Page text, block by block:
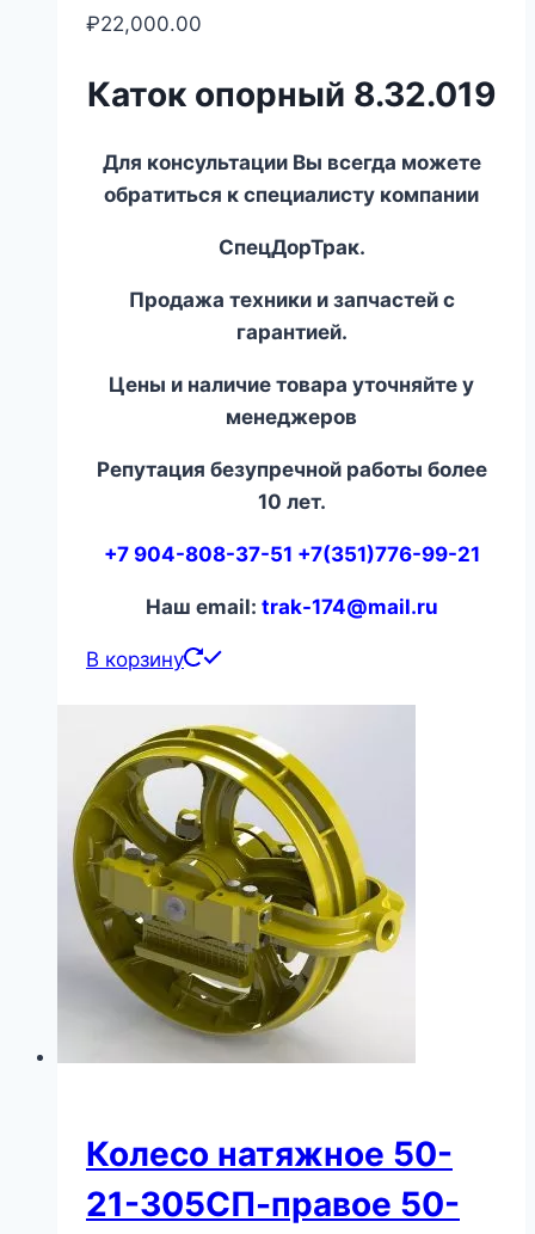
₽22,000.00
Каток опорный 8.32.019
Для консультации Вы всегда можете
обратиться к специалисту компании
СпецДорТрак.
Продажа техники и запчастей с
гарантией.
Цены и наличие товара уточняйте у
менеджеров
Репутация безупречной работы более
10 лет.
+7 904-808-37-51 +7(351)776-99-21
Наш email: trak-174@mail.ru
В корзину
Колесо натяжное 50-
21-305СП-правое 50-